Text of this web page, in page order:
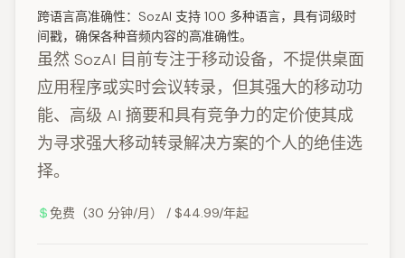
跨语言高准确性： SozAI 支持 100 多种语言，具有词级时
间戳，确保各种音频内容的高准确性。
虽然 SozAI 目前专注于移动设备，不提供桌面
应用程序或实时会议转录，但其强大的移动功
能、高级 AI 摘要和具有竞争力的定价使其成
为寻求强大移动转录解决方案的个人的绝佳选
择。
免费（30 分钟/月） / $44.99/年起